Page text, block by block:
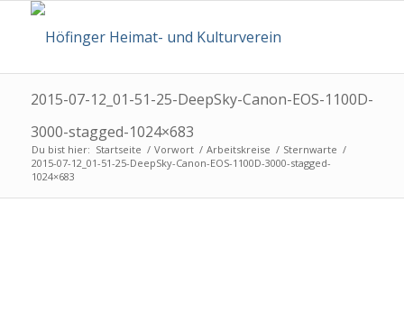
2015-07-12_01-51-25-DeepSky-Canon-EOS-1100D-
3000-stagged-1024×683
Du bist hier: Startseite / Vorwort / Arbeitskreise / Sternwarte /
2015-07-12_01-51-25-DeepSky-Canon-EOS-1100D-3000-stagged-
1024×683